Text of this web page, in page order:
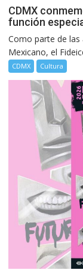
CDMX
función
Como parte de las
Mexicano, el
CDMX Cultura